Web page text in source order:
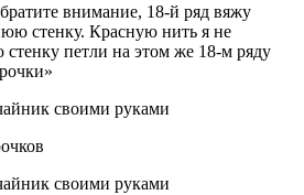
внимание, 18-й ряд вяжу
стенку. Красную нить я не
петли на этом же 18-м ряду